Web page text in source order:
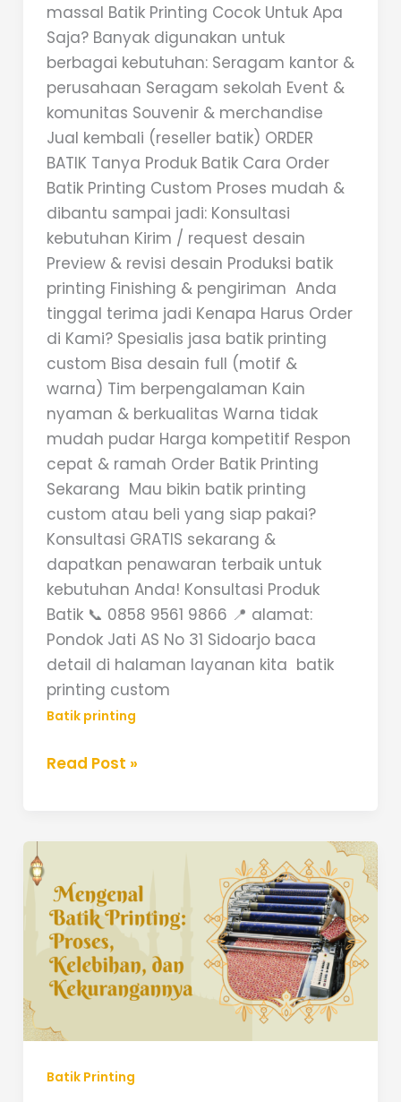
massal Batik Printing Cocok Untuk Apa
Saja? Banyak digunakan untuk
berbagai kebutuhan: Seragam kantor &
perusahaan Seragam sekolah Event &
komunitas Souvenir & merchandise
Jual kembali (reseller batik) ORDER
BATIK Tanya Produk Batik Cara Order
Batik Printing Custom Proses mudah &
dibantu sampai jadi: Konsultasi
kebutuhan Kirim / request desain
Preview & revisi desain Produksi batik
printing Finishing & pengiriman Anda
tinggal terima jadi Kenapa Harus Order
di Kami? Spesialis jasa batik printing
custom Bisa desain full (motif &
warna) Tim berpengalaman Kain
nyaman & berkualitas Warna tidak
mudah pudar Harga kompetitif Respon
cepat & ramah Order Batik Printing
Sekarang Mau bikin batik printing
custom atau beli yang siap pakai?
Konsultasi GRATIS sekarang &
dapatkan penawaran terbaik untuk
kebutuhan Anda! Konsultasi Produk
Batik 📞 0858 9561 9866 📍 alamat:
Pondok Jati AS No 31 Sidoarjo baca
detail di halaman layanan kita batik
printing custom
Batik printing
Read Post »
Batik Printing
Batik
Printing
Custom,
Cepat,
Rapi
&
Bisa
Sendiri